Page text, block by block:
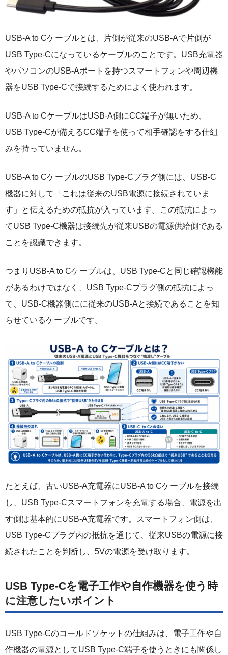
USB-A to Cケーブルとは、片側が従来のUSB-Aで片側が
USB Type-Cになっているケーブルのことです。USB充電器
やパソコンのUSB-Aポートを持つスマートフォンや周辺機
器をUSB Type-Cで接続するためによく使われます。
USB-A to CケーブルはUSB-A側にCC端子が無いため、
USB Type-Cが備えるCC端子を使って相手確認をする仕組
みを持っていません。
USB-A to CケーブルのUSB Type-Cプラグ側には、USB-C
機器に対して「これは従来のUSB電源に接続されていま
す」と伝えるための抵抗が入っています。この抵抗によっ
てUSB Type-C機器は接続先が従来USBの電源供給側である
ことを認識できます。
つまりUSB-A to Cケーブルは、USB Type-Cと同じ確認機能
があるわけではなく、USB Type-Cプラグ側の抵抗によっ
て、USB-C機器側にに従来のUSB-Aと接続であることを知
らせているケーブルです。
たとえば、古いUSB-A充電器にUSB-A to Cケーブルを接続
し、USB Type-Cスマートフォンを充電する場合、電源を出
す側は基本的にUSB-A充電器です。スマートフォン側は、
USB Type-Cプラグ内の抵抗を通じて、従来USBの電源に接
続されたことを判断し、5Vの電源を受け取ります。
USB Type-Cを電子工作や自作機器を使う時
に注意したいポイント
USB Type-Cのコールドソケットの仕組みは、電子工作や自
作機器の電源としてUSB Type-C端子を使うときにも関係し